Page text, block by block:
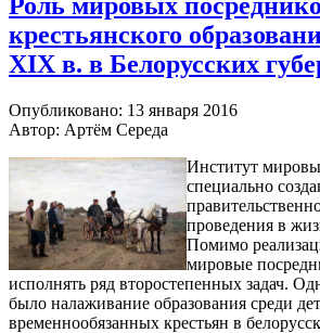
крестьянского
XIX в. в Белорусских
Опубликовано: 13 января 2016
Автор: Артём Середа
Институт
специально
проведения в
Помимо
мировые
исполнять ряд второстепенных задач.
было налаживание образования среди
временнообязанных крестьян в